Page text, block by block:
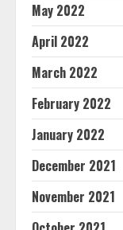
May 2022
April 2022
March 2022
February 2022
January 2022
December 2021
November 2021